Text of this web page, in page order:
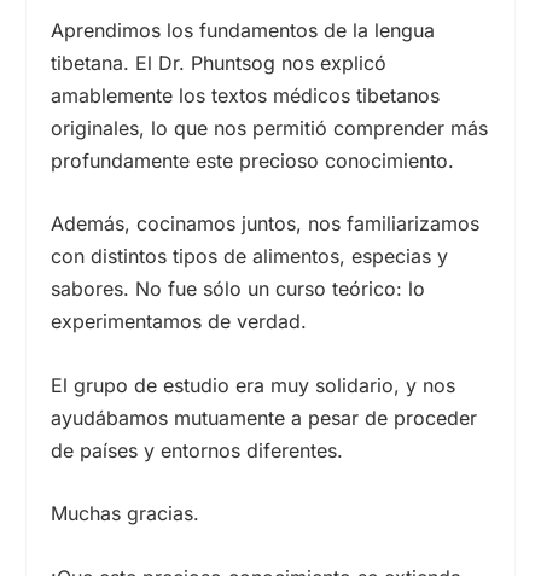
Aprendimos los fundamentos de la lengua
tibetana. El Dr. Phuntsog nos explicó
amablemente los textos médicos tibetanos
originales, lo que nos permitió comprender más
profundamente este precioso conocimiento.
Además, cocinamos juntos, nos familiarizamos
con distintos tipos de alimentos, especias y
sabores. No fue sólo un curso teórico: lo
experimentamos de verdad.
El grupo de estudio era muy solidario, y nos
ayudábamos mutuamente a pesar de proceder
de países y entornos diferentes.
Muchas gracias.